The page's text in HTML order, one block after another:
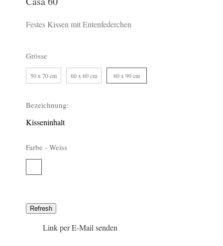
Festes Kissen mit Entenfederchen
Grösse
50 x 70 cm
10
60 x 60 cm
27
60 x 90 cm
Bezeichnung:
Kisseninhalt
Farbe -Weiss
Link per E-Mail senden